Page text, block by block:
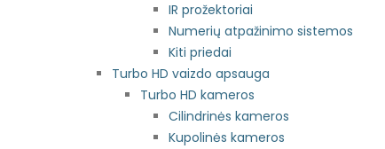
IR prožektoriai
Numerių atpažinimo sistemos
Kiti priedai
Turbo HD vaizdo apsauga
Turbo HD kameros
Cilindrinės kameros
Kupolinės kameros